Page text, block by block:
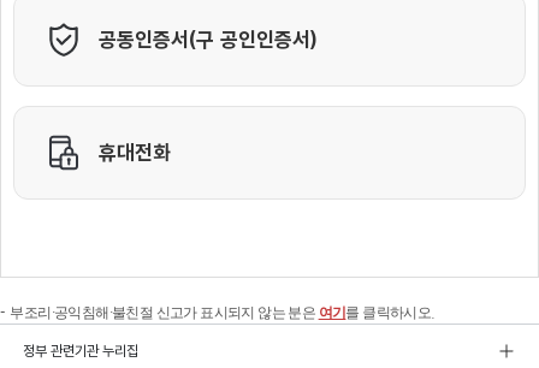
부조리·공익침해·불친절 신고가 표시되지 않는 분은 여기 를 클릭하시오.
정부 관련기관 누리집